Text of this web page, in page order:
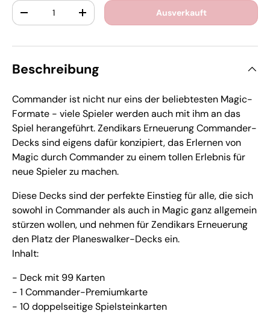
Anzahl
+ Ausverkauft
Beschreibung
Commander ist nicht nur eins der beliebtesten Magic-
Formate - viele Spieler werden auch mit ihm an das
Spiel herangeführt. Zendikars Erneuerung Commander-
Decks sind eigens dafür konzipiert, das Erlernen von
Magic durch Commander zu einem tollen Erlebnis für
neue Spieler zu machen.
Diese Decks sind der perfekte Einstieg für alle, die sich
sowohl in Commander als auch in Magic ganz allgemein
stürzen wollen, und nehmen für Zendikars Erneuerung
den Platz der Planeswalker-Decks ein.
Inhalt:
- Deck mit 99 Karten
- 1 Commander-Premiumkarte
- 10 doppelseitige Spielsteinkarten